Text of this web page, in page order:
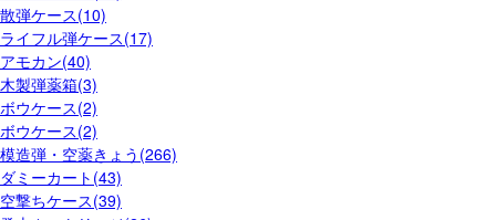
散弾ケース(10)
ライフル弾ケース(17)
アモカン(40)
木製弾薬箱(3)
ボウケース(2)
ボウケース(2)
模造弾・空薬きょう(266)
ダミーカート(43)
空撃ちケース(39)